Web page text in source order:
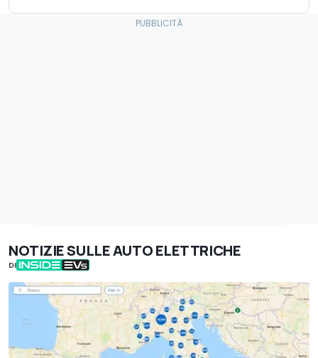
NOTIZIE SULLE AUTO ELETTRICHE
DI